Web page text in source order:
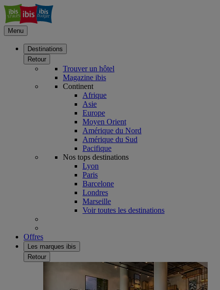
Menu
Destinations
Retour
Trouver un hôtel
Magazine ibis
Continent
Afrique
Asie
Europe
Moyen Orient
Amérique du Nord
Amérique du Sud
Pacifique
Nos tops destinations
Lyon
Paris
Barcelone
Londres
Marseille
Voir toutes les destinations
Offres
Les marques ibis
Retour